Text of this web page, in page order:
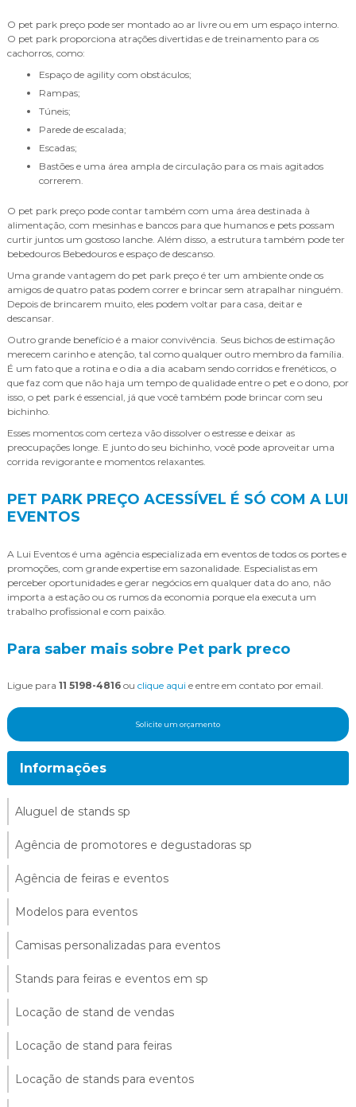
O pet park preço pode ser montado ao ar livre ou em um espaço interno.
O pet park proporciona atrações divertidas e de treinamento para os
cachorros, como:
Espaço de agility com obstáculos;
Rampas;
Túneis;
Parede de escalada;
Escadas;
Bastões e uma área ampla de circulação para os mais agitados
correrem.
O pet park preço pode contar também com uma área destinada à
alimentação, com mesinhas e bancos para que humanos e pets possam
curtir juntos um gostoso lanche. Além disso, a estrutura também pode ter
bebedouros Bebedouros e espaço de descanso.
Uma grande vantagem do pet park preço é ter um ambiente onde os
amigos de quatro patas podem correr e brincar sem atrapalhar ninguém.
Depois de brincarem muito, eles podem voltar para casa, deitar e
descansar.
Outro grande benefício é a maior convivência. Seus bichos de estimação
merecem carinho e atenção, tal como qualquer outro membro da família.
É um fato que a rotina e o dia a dia acabam sendo corridos e frenéticos, o
que faz com que não haja um tempo de qualidade entre o pet e o dono, por
isso, o pet park é essencial, já que você também pode brincar com seu
bichinho.
Esses momentos com certeza vão dissolver o estresse e deixar as
preocupações longe. E junto do seu bichinho, você pode aproveitar uma
corrida revigorante e momentos relaxantes.
PET PARK PREÇO ACESSÍVEL É SÓ COM A LUI
EVENTOS
A Lui Eventos é uma agência especializada em eventos de todos os portes e
promoções, com grande expertise em sazonalidade. Especialistas em
perceber oportunidades e gerar negócios em qualquer data do ano, não
importa a estação ou os rumos da economia porque ela executa um
trabalho profissional e com paixão.
Para saber mais sobre Pet park preco
Ligue para 11 5198-4816 ou clique aqui e entre em contato por email.
Solicite um orçamento
Informações
Aluguel de stands sp
Agência de promotores e degustadoras sp
Agência de feiras e eventos
Modelos para eventos
Camisas personalizadas para eventos
Stands para feiras e eventos em sp
Locação de stand de vendas
Locação de stand para feiras
Locação de stands para eventos